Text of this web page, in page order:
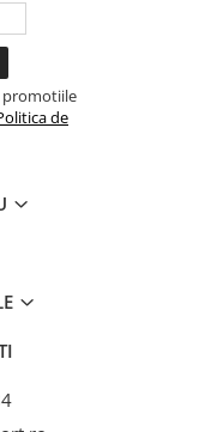
promotiile
de